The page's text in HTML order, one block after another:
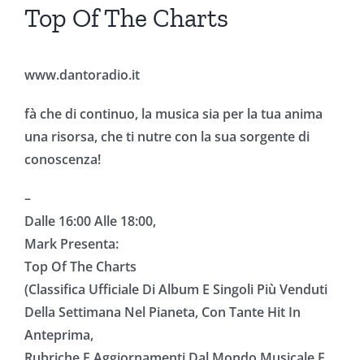
Top Of The Charts
www.dantoradio.it
fà che di continuo, la musica sia per la tua anima
una risorsa, che ti nutre con la sua sorgente di
conoscenza!
–
Dalle 16:00 Alle 18:00,
Mark Presenta:
Top Of The Charts
(Classifica Ufficiale Di Album E Singoli Più Venduti
Della Settimana Nel Pianeta, Con Tante Hit In
Anteprima,